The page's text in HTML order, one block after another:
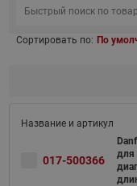
Сортировать по: По
017-500366
для